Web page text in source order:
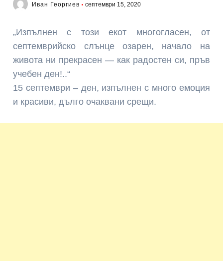
Иван Георгиев септември 15, 2020
„Изпълнен с този екот многогласен, от
септемврийско слънце озарен, начало на
живота ни прекрасен — как радостен си, пръв
учебен ден!..“
15 септември – ден, изпълнен с много емоция
и красиви, дълго очаквани срещи.